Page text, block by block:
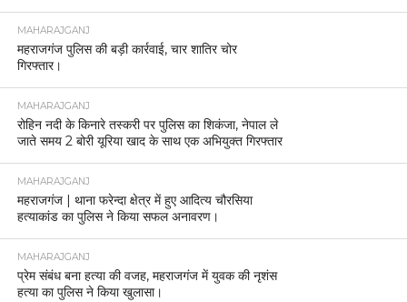
MAHARAJGANJ
महराजगंज पुलिस की बड़ी कार्रवाई, चार शातिर चोर
गिरफ्तार।
MAHARAJGANJ
रोहिन नदी के किनारे तस्करी पर पुलिस का शिकंजा, नेपाल ले
जाते समय 2 बोरी यूरिया खाद के साथ एक अभियुक्त गिरफ्तार
MAHARAJGANJ
महराजगंज | थाना फरेन्दा क्षेत्र में हुए आदित्य चौरसिया
हत्याकांड का पुलिस ने किया सफल अनावरण।
MAHARAJGANJ
प्रेम संबंध बना हत्या की वजह, महराजगंज में युवक की नृशंस
हत्या का पुलिस ने किया खुलासा।